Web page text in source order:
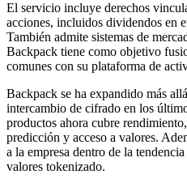
El servicio incluye derechos
acciones, incluidos dividendos en
También admite sistemas de
Backpack tiene como objetivo
comunes con su plataforma de
Backpack se ha expandido más
intercambio de cifrado en los
productos ahora cubre
predicción y acceso a valores.
a la empresa dentro de la
valores tokenizado.